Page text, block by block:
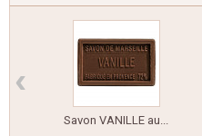
Savon VANILLE au...
‹